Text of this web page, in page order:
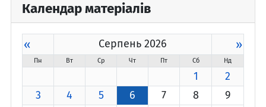
Календар матеріалів
« Серпень 2026 »
Пн Вт Ср Чт Пт Сб Нд
1
2
3
4 5 6 7 8
9